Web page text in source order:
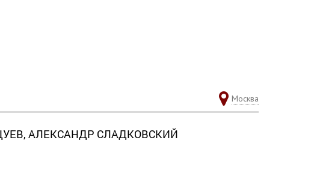
Москва
АЛЕКСАНДР СЛАДКОВСКИЙ